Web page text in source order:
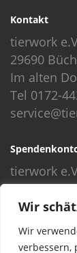
Wir
Wir
verbessern,
Kontakt
tierwork
29690
Im alten
Tel 0172-
tierwork
Volksbank
BLZ:
Konto:
IBAN: